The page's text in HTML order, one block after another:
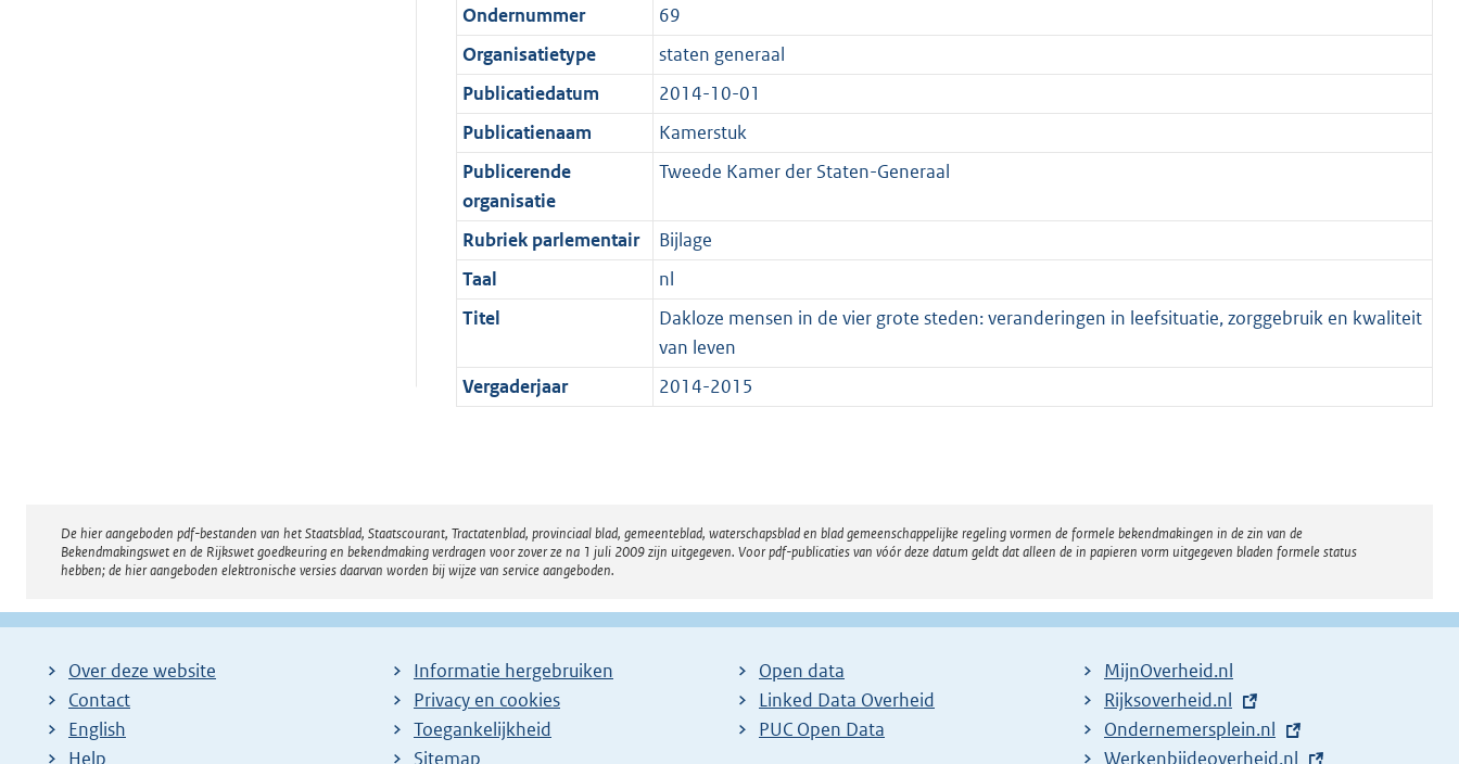
n
f
o
r
m
a
t
M
b
t
e
:
1
K
b
t
t
e
:
1
K
Ondernummer
69
Organisatietype
staten generaal
Publicatiedatum
2014-10-01
Publicatienaam
Kamerstuk
Publicerende
organisatie
Tweede Kamer der Staten-Generaal
Rubriek parlementair
Bijlage
Taal
nl
Titel
Dakloze mensen in de vier grote steden: veranderingen in leefsituatie, zorggebruik en kwaliteit
van leven
Vergaderjaar
2014-2015
Disclaimer
De hier aangeboden pdf-bestanden van het Staatsblad, Staatscourant, Tractatenblad, provinciaal blad, gemeenteblad, waterschapsblad en blad gemeenschappelijke regeling vormen de formele bekendmakingen in de zin van de
Bekendmakingswet en de Rijkswet goedkeuring en bekendmaking verdragen voor zover ze na 1 juli 2009 zijn uitgegeven. Voor pdf-publicaties van vóór deze datum geldt dat alleen de in papieren vorm uitgegeven bladen formele status
hebben; de hier aangeboden elektronische versies daarvan worden bij wijze van service aangeboden.
Over deze website
Contact
English
Help
Informatie hergebruiken
Privacy en cookies
Toegankelijkheid
Sitemap
Open data
Linked Data Overheid
PUC Open Data
MijnOverheid.nl
E
x
t
Rijksoverheid.nl
E
x
Ondernemersplein.nl
E
Werkenbijdeoverheid.nl